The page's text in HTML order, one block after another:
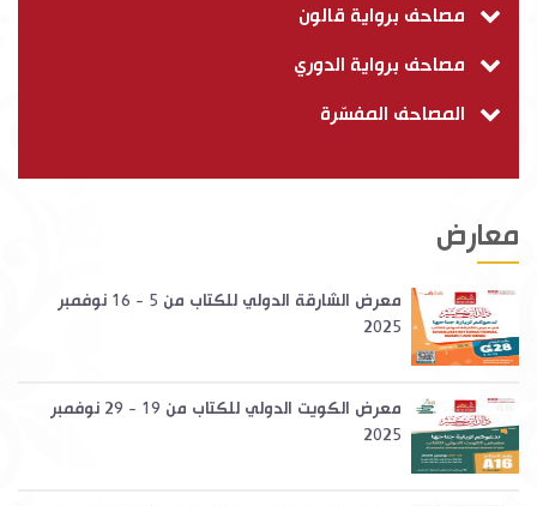
مصاحف برواية قالون
مصاحف برواية الدوري
المصاحف المفسّرة
معارض
معرض الشارقة الدولي للكتاب من 5 - 16 نوفمبر
2025
معرض الكويت الدولي للكتاب من 19 - 29 نوفمبر
2025